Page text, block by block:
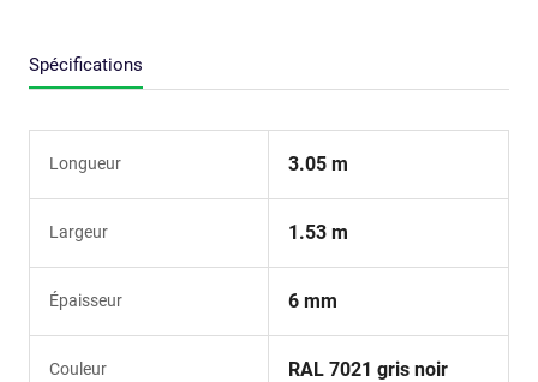
Spécifications
Longueur 3.05 m
Largeur 1.53 m
Épaisseur 6 mm
Couleur RAL 7021 gris noir